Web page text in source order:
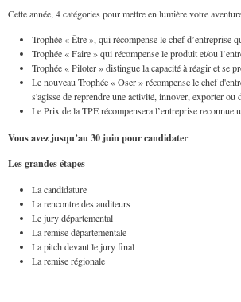
Cette année, 4 catégories pour mettre en lumière votre
Trophée « Être », qui récompense le chef d’entreprise
Trophée « Faire » qui récompense le produit et/ou
Trophée « Piloter » distingue la capacité à réagir et se
Le nouveau Trophée « Oser » récompense le chef
s'agisse de reprendre une activité, innover, exporter ou
Le Prix de la TPE récompensera l’entreprise reconnue
Vous avez jusqu’au 30 juin pour candidater
Les grandesétapes
La candidature
La rencontre des auditeurs
Le jury départemental
La remise départementale
La pitch devant le jury final
La remise régionale